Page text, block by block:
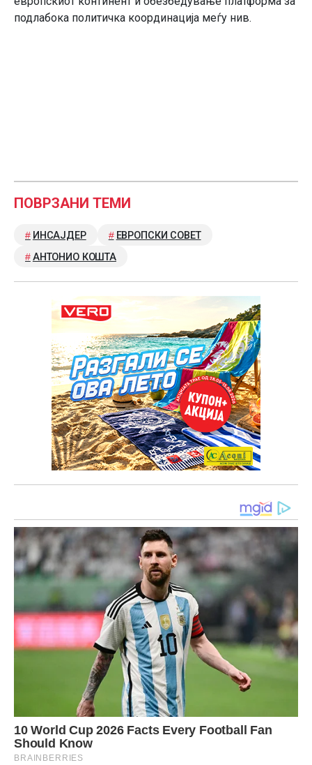
подлабока политичка координација меѓу нив.
ПОВРЗАНИ ТЕМИ
ИНСАЈДЕР
ЕВРОПСКИ СОВЕТ
АНТОНИО КОШТА